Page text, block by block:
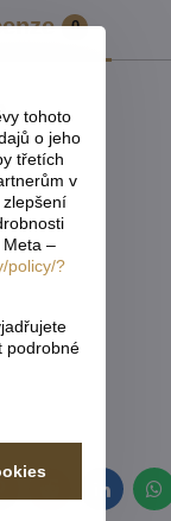
0
Reddit
tohoto
o jeho
třetích
v
zlepšení
–
policy/?
podrobné